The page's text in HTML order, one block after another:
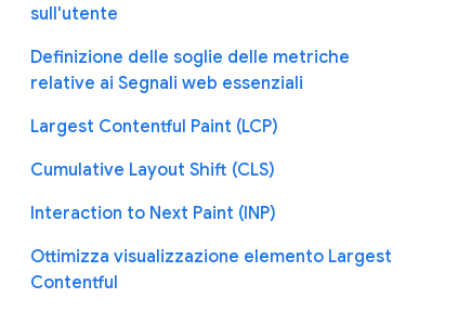
sull'utente
Definizione delle soglie delle metriche
relative ai Segnali web essenziali
Largest Contentful Paint (LCP)
Cumulative Layout Shift (CLS)
Interaction to Next Paint (INP)
Ottimizza visualizzazione elemento Largest
Contentful